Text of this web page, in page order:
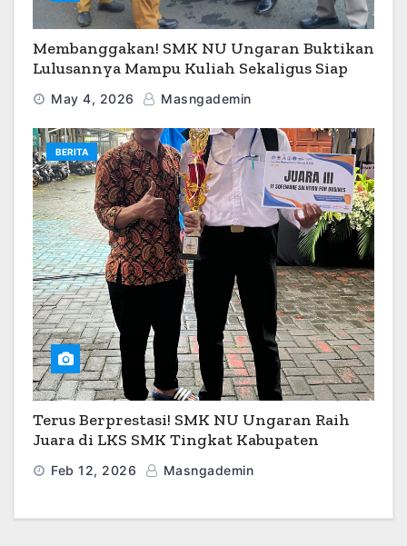
Membanggakan! SMK NU Ungaran Buktikan
Lulusannya Mampu Kuliah Sekaligus Siap
May 4, 2026 Masngademin
BERITA
Terus Berprestasi! SMK NU Ungaran Raih
Juara di LKS SMK Tingkat Kabupaten
Feb 12, 2026 Masngademin